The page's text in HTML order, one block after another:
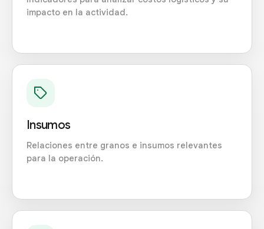
impacto en la actividad.
Insumos
Relaciones entre granos e insumos relevantes
para la operación.